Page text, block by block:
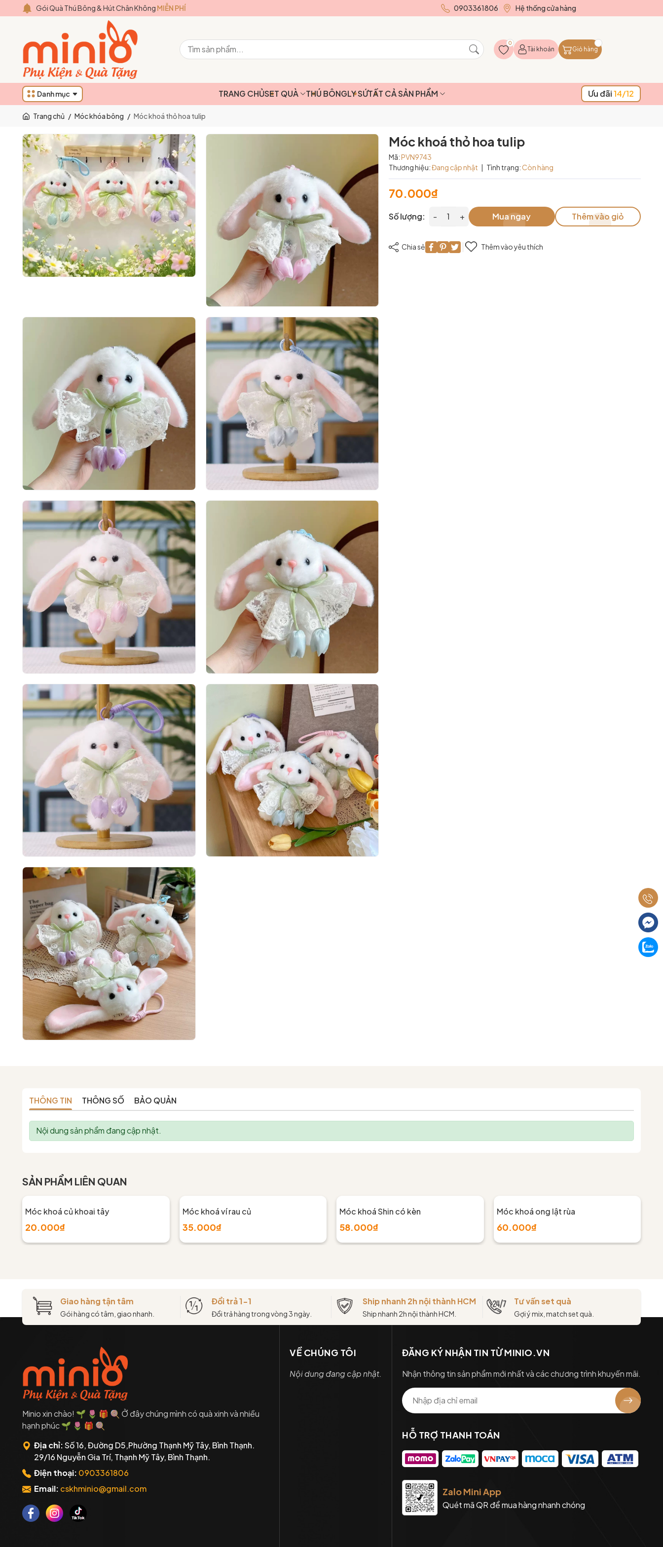
Gói Quà Thú Bông & Hút Chân Không MIỄN PHÍ 0903361806 Hệ thống cửa hàng
0
Tài khoản Giỏ hàng
Danh mục TRANG CHỦSET QUÀ THÚ BÔNGLY SỨTẤT CẢ SẢN PHẨM Ưu đãi14/12
Trang chủ / Móc khóa bông / Móc khoá thỏ hoa tulip
Móc khoá thỏ hoa tulip
Mã:PVN9743
Thương hiệu:Đang cập nhật | Tình trạng:Còn hàng
70.000₫
Số lượng: - + Mua ngay Thêm vào giỏ
Chia sẻ Thêm vào yêu thích
THÔNG TIN THÔNG SỐ BẢO QUẢN
Nội dung sản phẩm đang cập nhật.
SẢN PHẨM LIÊN QUAN
Móc khoá củ khoai tây
20.000₫
Móc khoá ví rau củ
35.000₫
Móc khoá Shin có kèn
58.000₫
Móc khoá ong lật rùa
60.000₫
Giao hàng tận tâm
Gói hàng có tâm, giao nhanh.
Đổi trả 1-1
Đổi trả hàng trong vòng 3 ngày.
Ship nhanh 2h nội thành HCM
Ship nhanh 2h nội thành HCM.
Tư vấn set quà
Gợi ý mix, match set quà.
Minio xin chào! 🌱 🌷 🎁 🍭 Ở đây chúng mình có quà xinh và nhiều
hạnh phúc 🌱 🌷 🎁 🍭
Địa chỉ:Số 16, Đường D5,Phường Thạnh Mỹ Tây, Bình Thạnh.
29/16 Nguyễn Gia Trí, Thạnh Mỹ Tây, Bình Thạnh.
Điện thoại: 0903361806
Email: cskhminio@gmail.com
VỀ CHÚNG TÔI
Nội dung đang cập nhật.
ĐĂNG KÝ NHẬN TIN TỪ MINIO.VN
Nhận thông tin sản phẩm mới nhất và các chương trình khuyến mãi.
HỖ TRỢ THANH TOÁN
Zalo Mini App
Quét mã QR để mua hàng nhanh chóng